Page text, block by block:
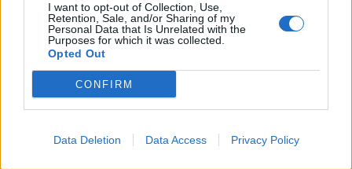
I want to opt-out of Collection, Use,
Retention, Sale, and/or Sharing of my
Personal Data that Is Unrelated with the
Purposes for which it was collected.
Opted Out
CONFIRM
Data Deletion Data Access Privacy Policy